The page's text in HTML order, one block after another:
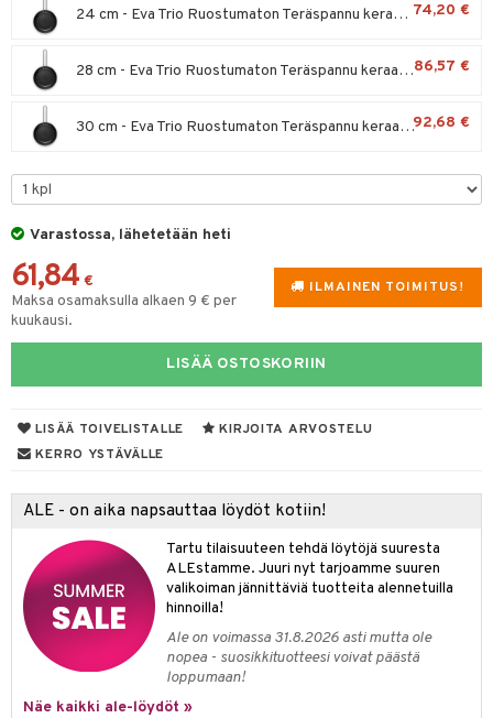
24 cm - Eva Trio Ruostumaton Teräspannu keraaminen 74,20 €
28 cm - Eva Trio Ruostumaton Teräspannu keraaminen 86,57 €
30 cm - Eva Trio Ruostumaton Teräspannu keraaminen 92,68 €
Varastossa, lähetetään heti
ILMAINEN TOIMITUS!
61,84 €
Maksa osamaksulla alkaen 9 € per
kuukausi.
LISÄÄ OSTOSKORIIN
LISÄÄ TOIVELISTALLE
KIRJOITA ARVOSTELU
KERRO YSTÄVÄLLE
ALE - on aika napsauttaa löydöt kotiin!
Tartu tilaisuuteen tehdä löytöjä suuresta
ALEstamme. Juuri nyt tarjoamme suuren
valikoiman jännittäviä tuotteita alennetuilla
hinnoilla!
Ale on voimassa 31.8.2026 asti mutta ole
nopea - suosikkituotteesi voivat päästä
loppumaan!
Näe kaikki ale-löydöt »
& Vihannesveitset
sisustus
tarvikkeita
tekstiilit
koristelu
säilytys
tekstiilit
Saalit
& Tyynyliinat
& Peitot
& Koukut
& Korit
& Veistokset
& Lyhdyt
& Hyllyt
& Koukut
& Korit
tekstiilit
tekstiilit
tekstiilit
& Tyynyliinat
ruokinta
& Lyhdyt
& vastauksia